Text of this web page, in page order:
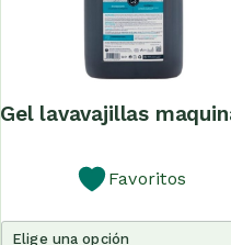
gel lavavajillas
Favoritos